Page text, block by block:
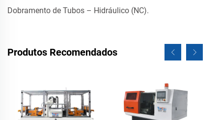
Dobramento de Tubos – Hidráulico (NC).
Produtos Recomendados